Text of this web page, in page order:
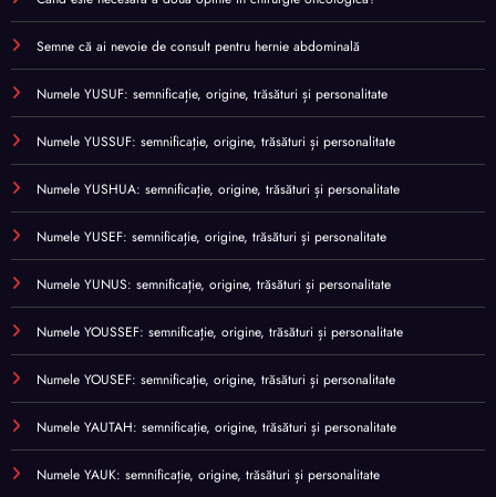
Semne că ai nevoie de consult pentru hernie abdominală
Numele YUSUF: semnificație, origine, trăsături și personalitate
Numele YUSSUF: semnificație, origine, trăsături și personalitate
Numele YUSHUA: semnificație, origine, trăsături și personalitate
Numele YUSEF: semnificație, origine, trăsături și personalitate
Numele YUNUS: semnificație, origine, trăsături și personalitate
Numele YOUSSEF: semnificație, origine, trăsături și personalitate
Numele YOUSEF: semnificație, origine, trăsături și personalitate
Numele YAUTAH: semnificație, origine, trăsături și personalitate
Numele YAUK: semnificație, origine, trăsături și personalitate